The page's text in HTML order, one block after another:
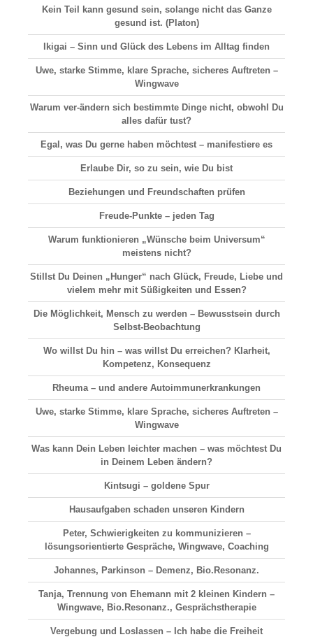
Kein Teil kann gesund sein, solange nicht das Ganze
gesund ist. (Platon)
Ikigai – Sinn und Glück des Lebens im Alltag finden
Uwe, starke Stimme, klare Sprache, sicheres Auftreten –
Wingwave
Warum ver-ändern sich bestimmte Dinge nicht, obwohl Du
alles dafür tust?
Egal, was Du gerne haben möchtest – manifestiere es
Erlaube Dir, so zu sein, wie Du bist
Beziehungen und Freundschaften prüfen
Freude-Punkte – jeden Tag
Warum funktionieren „Wünsche beim Universum“
meistens nicht?
Stillst Du Deinen „Hunger“ nach Glück, Freude, Liebe und
vielem mehr mit Süßigkeiten und Essen?
Die Möglichkeit, Mensch zu werden – Bewusstsein durch
Selbst-Beobachtung
Wo willst Du hin – was willst Du erreichen? Klarheit,
Kompetenz, Konsequenz
Rheuma – und andere Autoimmunerkrankungen
Uwe, starke Stimme, klare Sprache, sicheres Auftreten –
Wingwave
Was kann Dein Leben leichter machen – was möchtest Du
in Deinem Leben ändern?
Kintsugi – goldene Spur
Hausaufgaben schaden unseren Kindern
Peter, Schwierigkeiten zu kommunizieren –
lösungsorientierte Gespräche, Wingwave, Coaching
Johannes, Parkinson – Demenz, Bio.Resonanz.
Tanja, Trennung von Ehemann mit 2 kleinen Kindern –
Wingwave, Bio.Resonanz., Gesprächstherapie
Vergebung und Loslassen – Ich habe die Freiheit